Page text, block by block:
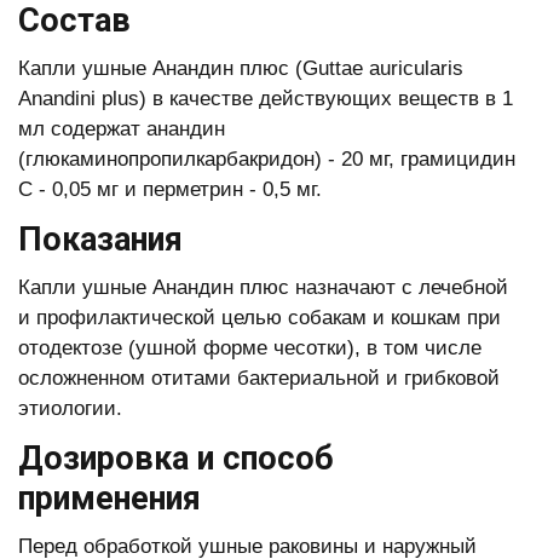
Состав
Капли ушные Анандин плюс (Guttae auricularis
Anandini plus) в качестве действующих веществ в 1
мл содержат анандин
(глюкаминопропилкарбакридон) - 20 мг, грамицидин
С - 0,05 мг и перметрин - 0,5 мг.
Показания
Капли ушные Анандин плюс назначают с лечебной
и профилактической целью собакам и кошкам при
отодектозе (ушной форме чесотки), в том числе
осложненном отитами бактериальной и грибковой
этиологии.
Дозировка и способ
применения
Перед обработкой ушные раковины и наружный